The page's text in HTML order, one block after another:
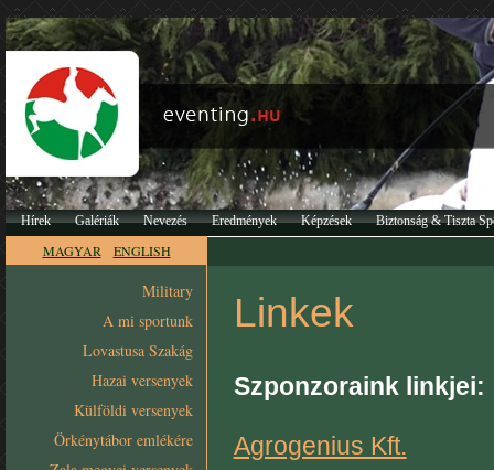
Hírek Galériák Nevezés Eredmények Képzések Biztonság & Tiszta
MAGYAR ENGLISH
Military
A mi sportunk
Lovastusa Szakág
Hazai versenyek
Külföldi versenyek
Örkénytábor emlékére
Linkek
Szponzoraink linkjei:
Agrogenius Kft.